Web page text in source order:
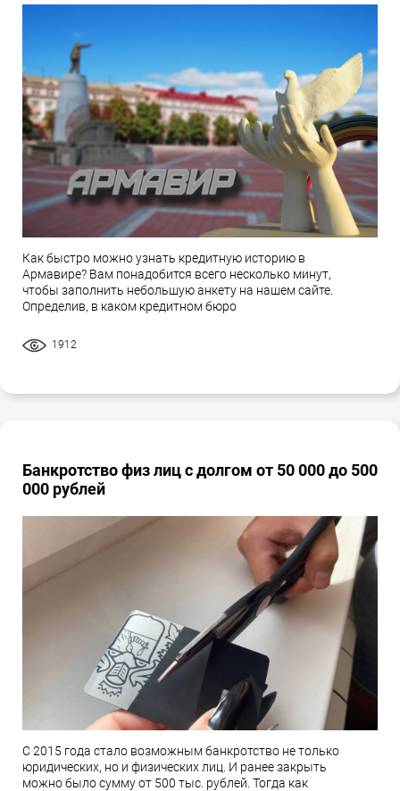
Как быстро можно узнать кредитную историю в
Армавире? Вам понадобится всего несколько минут,
чтобы заполнить небольшую анкету на нашем сайте.
Определив, в каком кредитном бюро
1912
Банкротство физ лиц с долгом от 50 000 до 500
000 рублей
С 2015 года стало возможным банкротство не только
юридических, но и физических лиц. И ранее закрыть
можно было сумму от 500 тыс. рублей. Тогда как